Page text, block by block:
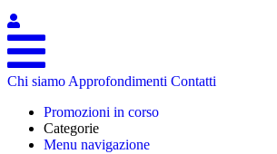
Chi siamo Approfondimenti Contatti
Promozioni in corso
Categorie
Menu navigazione